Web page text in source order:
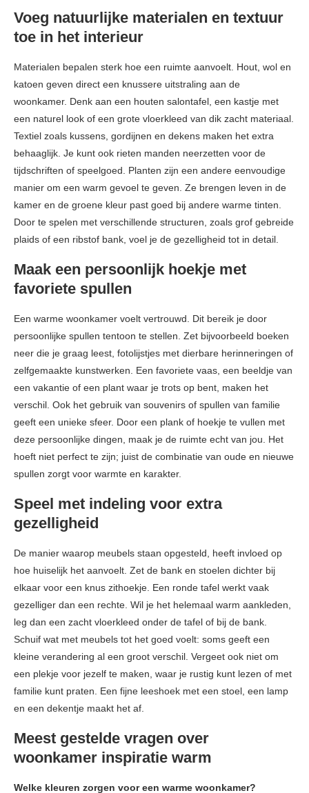
Voeg natuurlijke materialen en textuur
toe in het interieur
Materialen bepalen sterk hoe een ruimte aanvoelt. Hout, wol en
katoen geven direct een knussere uitstraling aan de
woonkamer. Denk aan een houten salontafel, een kastje met
een naturel look of een grote vloerkleed van dik zacht materiaal.
Textiel zoals kussens, gordijnen en dekens maken het extra
behaaglijk. Je kunt ook rieten manden neerzetten voor de
tijdschriften of speelgoed. Planten zijn een andere eenvoudige
manier om een warm gevoel te geven. Ze brengen leven in de
kamer en de groene kleur past goed bij andere warme tinten.
Door te spelen met verschillende structuren, zoals grof gebreide
plaids of een ribstof bank, voel je de gezelligheid tot in detail.
Maak een persoonlijk hoekje met
favoriete spullen
Een warme woonkamer voelt vertrouwd. Dit bereik je door
persoonlijke spullen tentoon te stellen. Zet bijvoorbeeld boeken
neer die je graag leest, fotolijstjes met dierbare herinneringen of
zelfgemaakte kunstwerken. Een favoriete vaas, een beeldje van
een vakantie of een plant waar je trots op bent, maken het
verschil. Ook het gebruik van souvenirs of spullen van familie
geeft een unieke sfeer. Door een plank of hoekje te vullen met
deze persoonlijke dingen, maak je de ruimte echt van jou. Het
hoeft niet perfect te zijn; juist de combinatie van oude en nieuwe
spullen zorgt voor warmte en karakter.
Speel met indeling voor extra
gezelligheid
De manier waarop meubels staan opgesteld, heeft invloed op
hoe huiselijk het aanvoelt. Zet de bank en stoelen dichter bij
elkaar voor een knus zithoekje. Een ronde tafel werkt vaak
gezelliger dan een rechte. Wil je het helemaal warm aankleden,
leg dan een zacht vloerkleed onder de tafel of bij de bank.
Schuif wat met meubels tot het goed voelt: soms geeft een
kleine verandering al een groot verschil. Vergeet ook niet om
een plekje voor jezelf te maken, waar je rustig kunt lezen of met
familie kunt praten. Een fijne leeshoek met een stoel, een lamp
en een dekentje maakt het af.
Meest gestelde vragen over
woonkamer inspiratie warm
Welke kleuren zorgen voor een warme woonkamer?